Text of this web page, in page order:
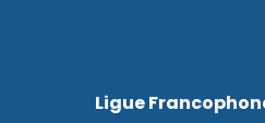
Ligue